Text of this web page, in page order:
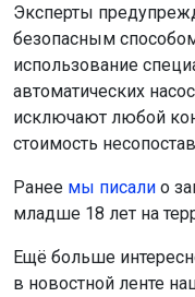
Эксперты
безопасным
использование
автоматических
исключают любой
стоимость
Ранее мы писали о
младше 18 лет на
Ещё больше
в новостной ленте